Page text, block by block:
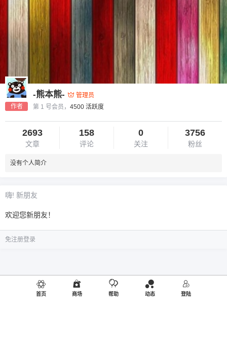
作者
-熊本熊-
管理员
第 1 号会员， 4500 活跃度
2693
文章
158
评论
0
关注
3756
粉丝
没有个人简介
嗨! 新朋友
欢迎您新朋友！
免注册登录
首页 商场 帮助 动态 登陆